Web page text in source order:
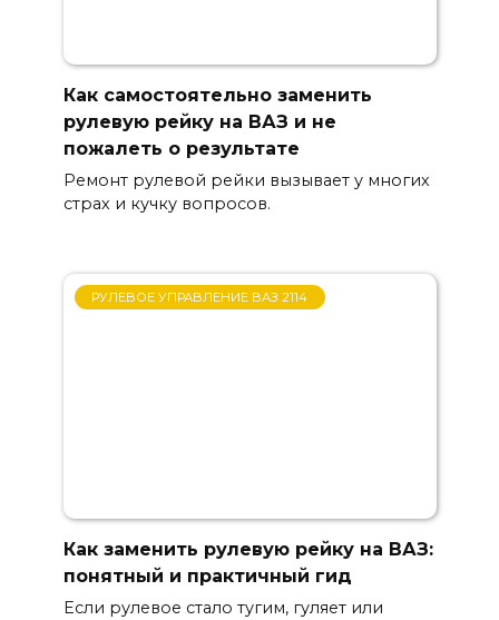
Как самостоятельно заменить
рулевую рейку на ВАЗ и не
пожалеть о результате
Ремонт рулевой рейки вызывает у многих
страх и кучку вопросов.
РУЛЕВОЕ УПРАВЛЕНИЕ ВАЗ 2114
Как заменить рулевую рейку на ВАЗ:
понятный и практичный гид
Если рулевое стало тугим, гуляет или